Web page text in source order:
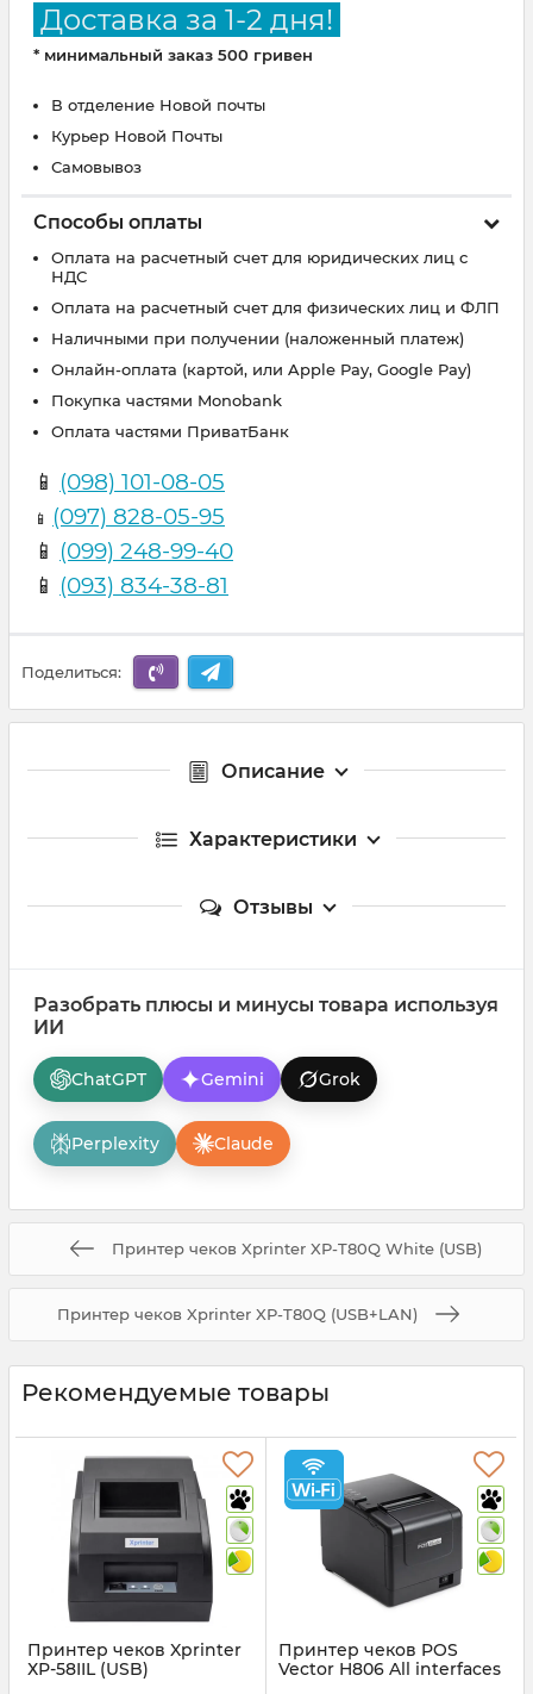
Доставка за 1-2 дня!
* минимальный заказ 500 гривен
В отделение Новой почты
Курьер Новой Почты
Самовывоз
Способы оплаты
Оплата на расчетный счет для юридических лиц с
НДС
Оплата на расчетный счет для физических лиц и ФЛП
Наличными при получении (наложенный платеж)
Онлайн-оплата (картой, или Apple Pay, Google Pay)
Покупка частями Monobank
Оплата частями ПриватБанк
📱 (098) 101-08-05
📱 (097) 828-05-95
📱 (099) 248-99-40
📱 (093) 834-38-81
Поделиться:
Описание
Характеристики
Отзывы
Разобрать плюсы и минусы товара используя
ИИ
ChatGPT Gemini Grok
Perplexity Claude
Принтер чеков Xprinter XP-T80Q White (USB)
Принтер чеков Xprinter XP-T80Q (USB+LAN)
Рекомендуемые товары
Принтер чеков Xprinter
ХР-58IIL (USB)
Принтер чеков POS
Vector H806 All interfaces